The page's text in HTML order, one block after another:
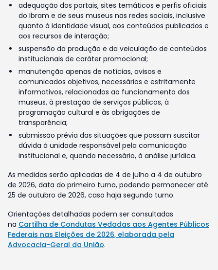
adequação dos portais, sites temáticos e perfis oficiais
do Ibram e de seus museus nas redes sociais, inclusive
quanto à identidade visual, aos conteúdos publicados e
aos recursos de interação;
suspensão da produção e da veiculação de conteúdos
institucionais de caráter promocional;
manutenção apenas de notícias, avisos e
comunicados objetivos, necessários e estritamente
informativos, relacionados ao funcionamento dos
museus, à prestação de serviços públicos, à
programação cultural e às obrigações de
transparência;
submissão prévia das situações que possam suscitar
dúvida à unidade responsável pela comunicação
institucional e, quando necessário, à análise jurídica.
As medidas serão aplicadas de 4 de julho a 4 de outubro
de 2026, data do primeiro turno, podendo permanecer até
25 de outubro de 2026, caso haja segundo turno.
Orientações detalhadas podem ser consultadas
na Cartilha de Condutas Vedadas aos Agentes Públicos
Federais nas Eleições de 2026, elaborada pela
Advocacia-Geral da União.